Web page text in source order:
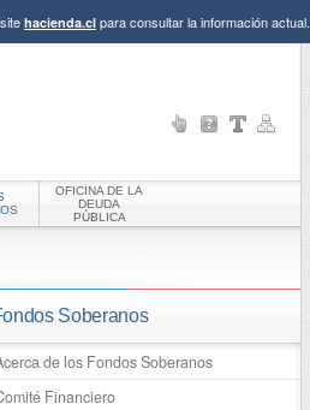
hacienda.cl para consultar la información actual.
OFICINA DE LA
DEUDA
PÚBLICA
Soberanos
de los Fondos Soberanos
Financiero